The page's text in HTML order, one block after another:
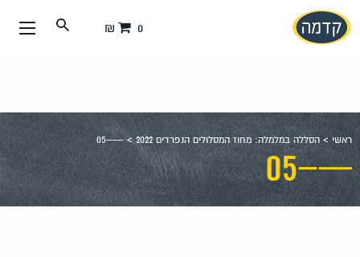
עבור
אל
0 ₪
ראשי >הסללה במלמלה: מחוז המסלולים הנפרדים 2022 >
—–05
—–05